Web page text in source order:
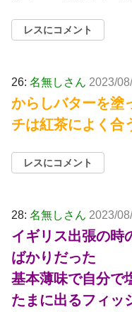
レスにコメント
26: 名無しさん 2023/
からしバターを塗
チは紅茶によく合
レスにコメント
28: 名無しさん 2023/
イギリス出張の時
ばかりだった
基本薄味で自分で
たまに出るフィッ